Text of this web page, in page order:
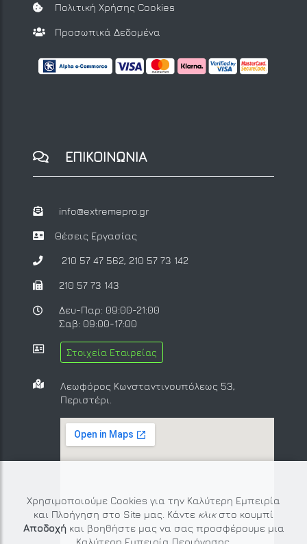
Χρησιμοποιούμε Cookies για την Καλύτερη Εμπειρία
και Πλοήγηση στο Site μας. Κάντε κλικ στο κουμπί
Αποδοχήκαι βοηθήστε μας να σας προσφέρουμε μια
Καλύτερη Εμπειρία Περιήγησης.
Πολιτική Χρήσης Cookies
Προσωπικά Δεδομένα
ΕΠΙΚΟΙΝΩΝΙΑ
info@extremepro.gr
Θέσεις Εργασίας
210 57 47 562, 210 57 73 142
210 57 73 143
Δευ-Παρ: 09:00-21:00
Σαβ: 09:00-17:00
Στοιχεία Εταιρείας
Λεωφόρος Κωνσταντινουπόλεως 53,
Περιστέρι.